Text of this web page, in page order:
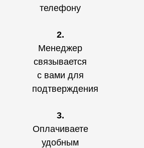
телефону
2.
Менеджер
связывается
с вами для
подтверждения
3.
Оплачиваете
удобным